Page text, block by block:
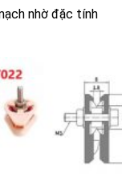
nhờ đặc tính